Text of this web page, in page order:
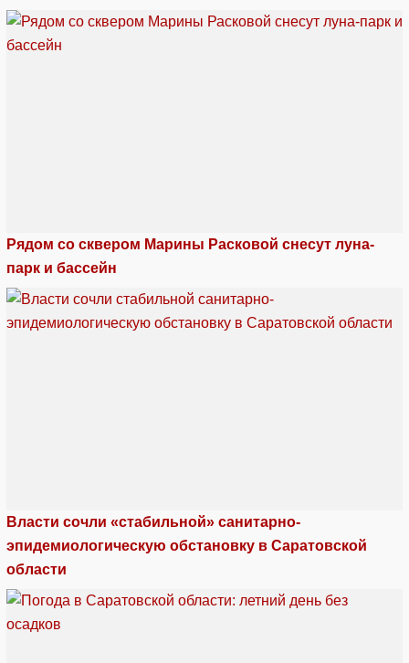
Рядом со сквером Марины Расковой снесут луна-
парк и бассейн
Власти сочли «стабильной» санитарно-
эпидемиологическую обстановку в Саратовской
области